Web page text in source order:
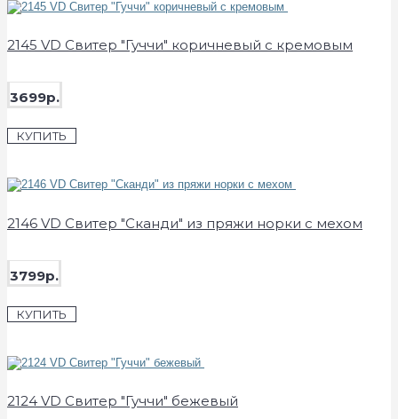
2145 VD Свитер "Гуччи" коричневый с кремовым
3699р.
КУПИТЬ
2146 VD Свитер "Сканди" из пряжи норки с мехом
3799р.
КУПИТЬ
2124 VD Свитер "Гуччи" бежевый